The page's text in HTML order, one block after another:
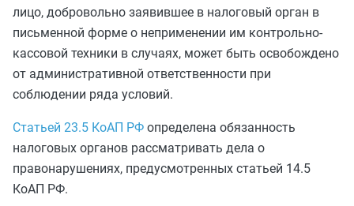
лицо, добровольно заявившее в налоговый орган в
письменной форме о неприменении им контрольно-
кассовой техники в случаях, может быть освобождено
от административной ответственности при
соблюдении ряда условий.
Статьей 23.5 КоАП РФ определена обязанность
налоговых органов рассматривать дела о
правонарушениях, предусмотренных статьей 14.5
КоАП РФ.